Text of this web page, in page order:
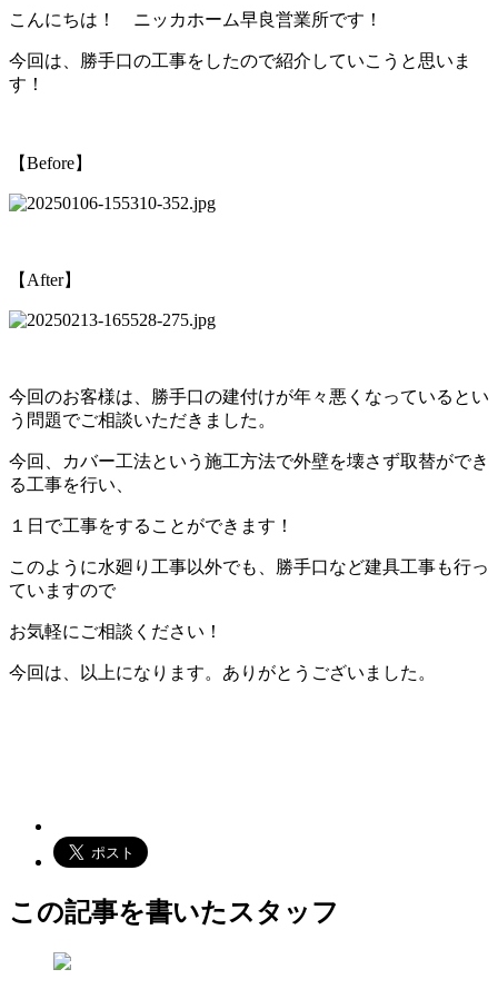
こんにちは！ ニッカホーム早良営業所です！
今回は、勝手口の工事をしたので紹介していこうと思いま
す！
【Before】
【After】
今回のお客様は、勝手口の建付けが年々悪くなっているとい
う問題でご相談いただきました。
今回、カバー工法という施工方法で外壁を壊さず取替ができ
る工事を行い、
１日で工事をすることができます！
このように水廻り工事以外でも、勝手口など建具工事も行っ
ていますので
お気軽にご相談ください！
今回は、以上になります。ありがとうございました。
この記事を書いたスタッフ